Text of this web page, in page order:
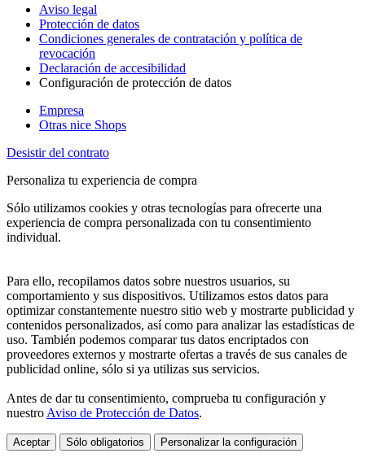
Aviso legal
Protección de datos
Condiciones generales de contratación y política de
revocación
Declaración de accesibilidad
Configuración de protección de datos
Empresa
Otras nice Shops
Desistir del contrato
Personaliza tu experiencia de compra
Sólo utilizamos cookies y otras tecnologías para ofrecerte una
experiencia de compra personalizada con tu consentimiento
individual.
Para ello, recopilamos datos sobre nuestros usuarios, su
comportamiento y sus dispositivos. Utilizamos estos datos para
optimizar constantemente nuestro sitio web y mostrarte publicidad y
contenidos personalizados, así como para analizar las estadísticas de
uso. También podemos comparar tus datos encriptados con
proveedores externos y mostrarte ofertas a través de sus canales de
publicidad online, sólo si ya utilizas sus servicios.
Antes de dar tu consentimiento, comprueba tu configuración y
nuestro Aviso de Protección de Datos.
Aceptar Sólo obligatorios Personalizar la configuración